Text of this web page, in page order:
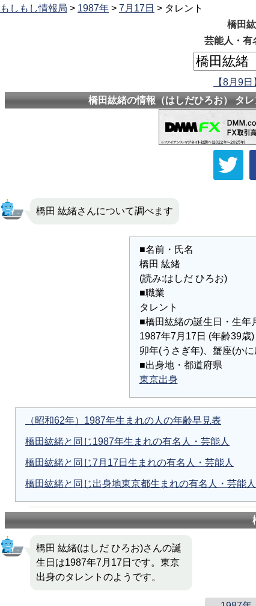
もしもし情報局 > 1987年 > 7月17日 > タレント
橋田
芸能人・有
【8月9
橋田紘緒の情報（はしだひろお） タ
橋田 紘緒さんについて調べます
■名前・氏名
橋田 紘緒
(読み:はしだ ひろお)
■職業
タレント
■橋田紘緒の誕生日・生年
1987年7月17日 (年齢39歳)
卯年(うさぎ年)、蟹座(かに
■出身地・都道府県
東京出身
（昭和62年）1987年生まれの人の年齢早見表
橋田紘緒と同じ1987年生まれの有名人・芸能人
橋田紘緒と同じ7月17日生まれの有名人・芸能人
橋田紘緒と同じ出身地東京都生まれの有名人・芸能人
橋田 紘緒(はしだ ひろお)さんの誕
生日は1987年7月17日です。東京
出身のタレントのようです。